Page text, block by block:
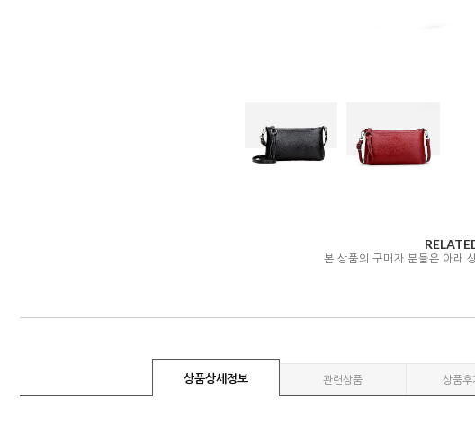
본 상품의 구매자 분들은 아래
상품상세정보 관련상품 상품후